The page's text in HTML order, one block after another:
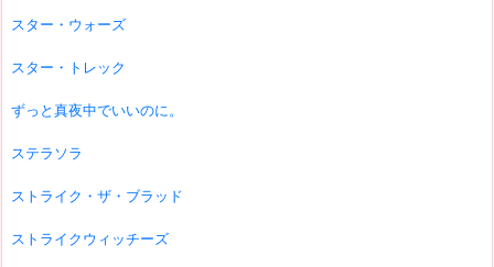
スター・ウォーズ
スター・トレック
ずっと真夜中でいいのに。
ステラソラ
ストライク・ザ・ブラッド
ストライクウィッチーズ